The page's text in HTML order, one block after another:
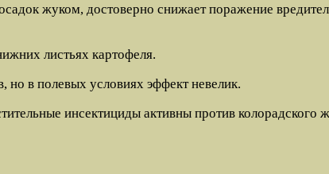
жуком, достоверно снижает поражение
листьях картофеля.
но в полевых условиях эффект невелик.
инсектициды активны против колорадского